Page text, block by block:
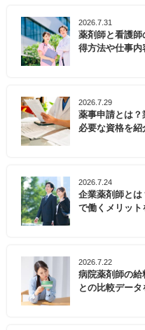
2026.7.31
薬剤師と看護師
得方法や仕事内
2026.7.29
薬事申請とは？
必要な資格を紹
2026.7.24
企業薬剤師と
で働くメリット
2026.7.22
病院薬剤師の
との比較データ